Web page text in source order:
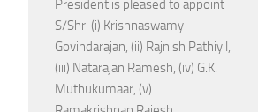
President is pleased to appoint
S/Shri (i) Krishnaswamy
Govindarajan, (ii) Rajnish Pathiyil,
(iii) Natarajan Ramesh, (iv) G.K.
Muthukumaar, (v)